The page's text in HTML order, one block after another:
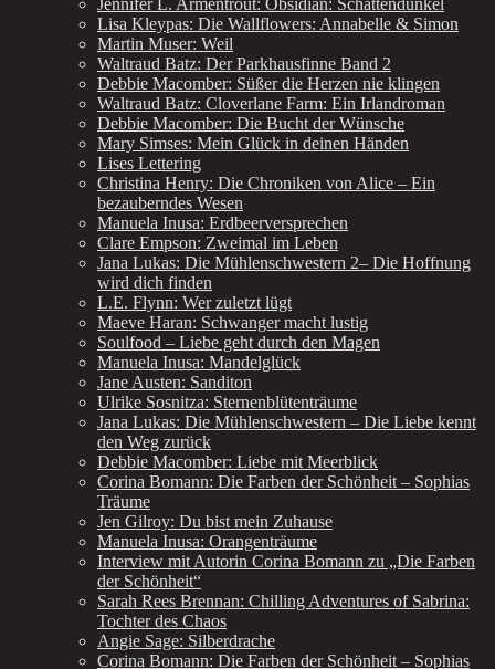
Jennifer L. Armentrout: Obsidian: Schattendunkel
Lisa Kleypas: Die Wallflowers: Annabelle & Simon
Martin Muser: Weil
Waltraud Batz: Der Parkhausfinne Band 2
Debbie Macomber: Süßer die Herzen nie klingen
Waltraud Batz: Cloverlane Farm: Ein Irlandroman
Debbie Macomber: Die Bucht der Wünsche
Mary Simses: Mein Glück in deinen Händen
Lises Lettering
Christina Henry: Die Chroniken von Alice – Ein
bezauberndes Wesen
Manuela Inusa: Erdbeerversprechen
Clare Empson: Zweimal im Leben
Jana Lukas: Die Mühlenschwestern 2– Die Hoffnung
wird dich finden
L.E. Flynn: Wer zuletzt lügt
Maeve Haran: Schwanger macht lustig
Soulfood – Liebe geht durch den Magen
Manuela Inusa: Mandelglück
Jane Austen: Sanditon
Ulrike Sosnitza: Sternenblütenträume
Jana Lukas: Die Mühlenschwestern – Die Liebe kennt
den Weg zurück
Debbie Macomber: Liebe mit Meerblick
Corina Bomann: Die Farben der Schönheit – Sophias
Träume
Jen Gilroy: Du bist mein Zuhause
Manuela Inusa: Orangenträume
Interview mit Autorin Corina Bomann zu „Die Farben
der Schönheit“
Sarah Rees Brennan: Chilling Adventures of Sabrina:
Tochter des Chaos
Angie Sage: Silberdrache
Corina Bomann: Die Farben der Schönheit – Sophias